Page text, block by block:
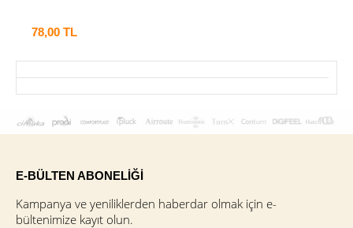
78,00 TL
E-BÜLTEN ABONELİĞİ
Kampanya ve yeniliklerden haberdar olmak için e-
bültenimize kayıt olun.